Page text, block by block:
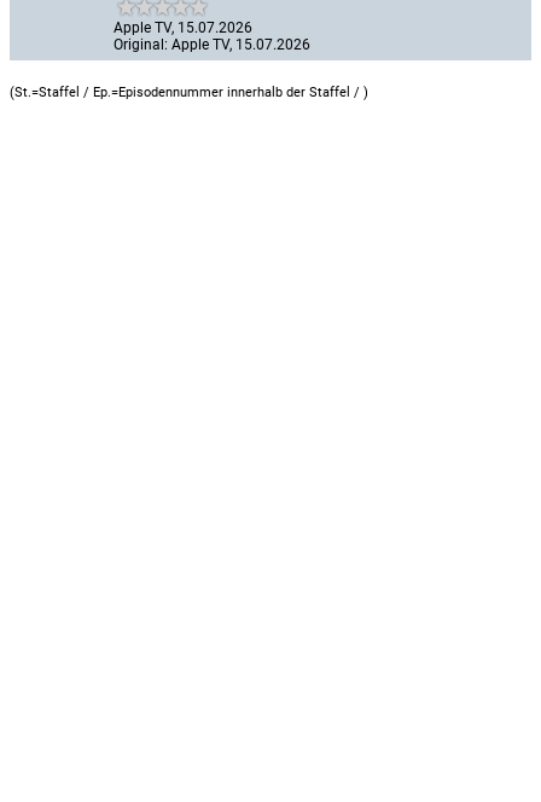
Apple TV, 15.07.2026
Original: Apple TV, 15.07.2026
(St.=Staffel / Ep.=Episodennummer innerhalb der Staffel / )